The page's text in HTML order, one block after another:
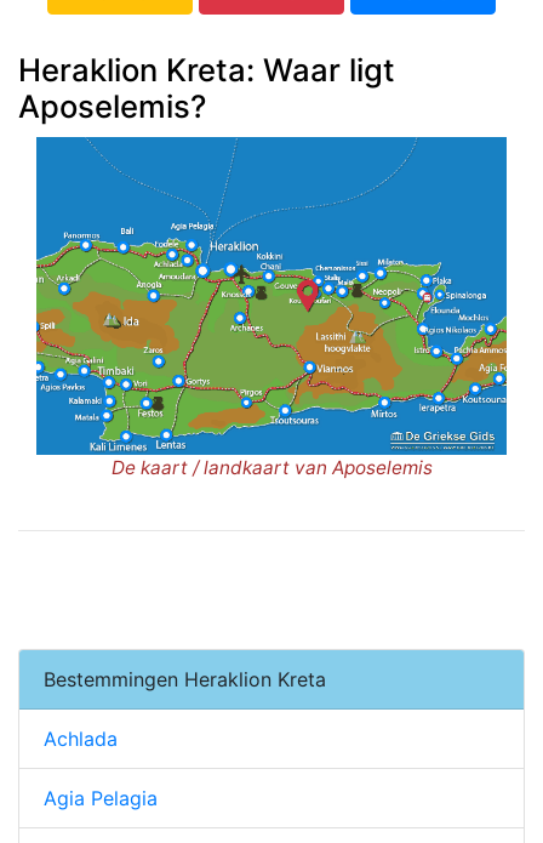
Heraklion Kreta: Waar ligt
Aposelemis?
De kaart / landkaart van Aposelemis
Bestemmingen Heraklion Kreta
Achlada
Agia Pelagia